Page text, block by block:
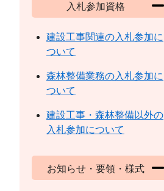
入札参加資格
建設工事関連の入札参加に
ついて
森林整備業務の入札参加に
ついて
建設工事・森林整備以外の
入札参加について
お知らせ・要領・様式